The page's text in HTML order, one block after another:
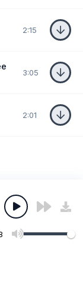
2:15
3:05
2:01